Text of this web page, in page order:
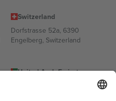
Switzerland
Dorfstrasse 52a, 6390
Engelberg, Switzerland
United Arab Emirates
UAE Dubai Silicon Oasis, DDP